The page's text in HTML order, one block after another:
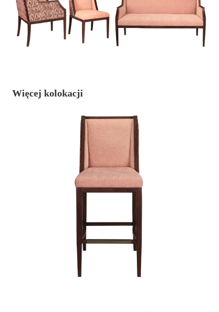
Więcej kolokacji